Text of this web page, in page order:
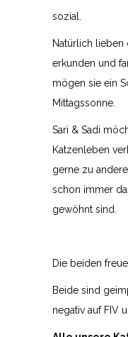
sozial.
Natürlich lieben
erkunden und
mögen sie ein
Mittagssonne.
Sari & Sadi
Katzenleben
gerne zu
schon immer
gewöhnt sind.
Die beiden
Beide sind
negativ auf FIV